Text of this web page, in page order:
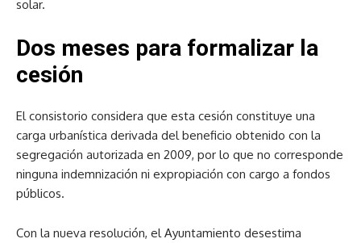
solar.
Dos meses para formalizar la
cesión
El consistorio considera que esta cesión constituye una
carga urbanística derivada del beneficio obtenido con la
segregación autorizada en 2009, por lo que no corresponde
ninguna indemnización ni expropiación con cargo a fondos
públicos.
Con la nueva resolución, el Ayuntamiento desestima